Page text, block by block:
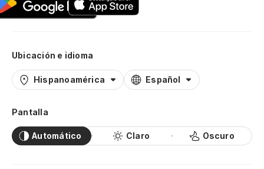
Ubicación e idioma
Hispanoamérica Español
Pantalla
Automático Claro Oscuro